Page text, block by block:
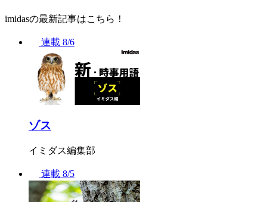
imidasの最新記事はこちら！
連載 8/6
ゾス
イミダス編集部
連載 8/5